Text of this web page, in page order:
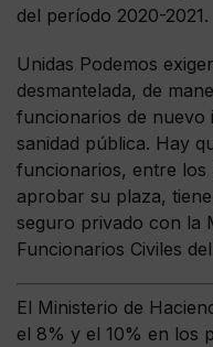
del período 2020-2021.
Unidas Podemos
desmantelada, de
funcionarios de nuevo
sanidad pública. Hay
funcionarios, entre los
aprobar su plaza,
seguro privado con la
Funcionarios Civiles
El Ministerio de
el 8% y el 10% en los